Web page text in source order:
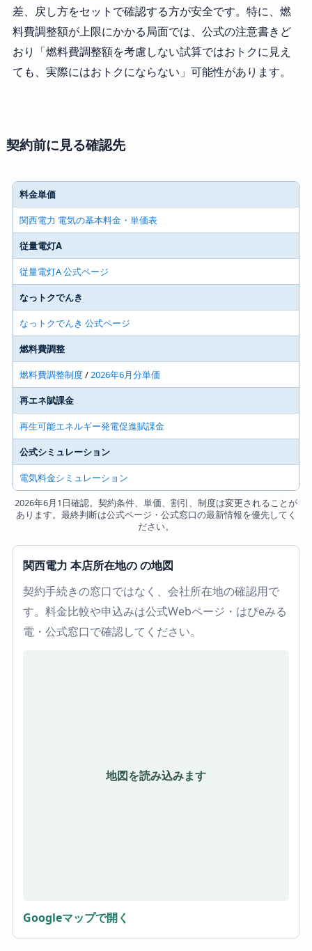
差、戻し方をセットで確認する方が安全です。特に、燃
料費調整額が上限にかかる局面では、公式の注意書きど
おり「燃料費調整額を考慮しない試算ではおトクに見え
ても、実際にはおトクにならない」可能性があります。
契約前に見る確認先
料金単価
関西電力 電気の基本料金・単価表
従量電灯A
従量電灯A 公式ページ
なっトクでんき
なっトクでんき 公式ページ
燃料費調整
燃料費調整制度/2026年6月分単価
再エネ賦課金
再生可能エネルギー発電促進賦課金
公式シミュレーション
電気料金シミュレーション
2026年6月1日確認。契約条件、単価、割引、制度は変更されることが
あります。最終判断は公式ページ・公式窓口の最新情報を優先してく
ださい。
関西電力 本店所在地の の地図
契約手続きの窓口ではなく、会社所在地の確認用で
す。料金比較や申込みは公式Webページ・はぴeみる
電・公式窓口で確認してください。
地図を読み込みます
Googleマップで開く